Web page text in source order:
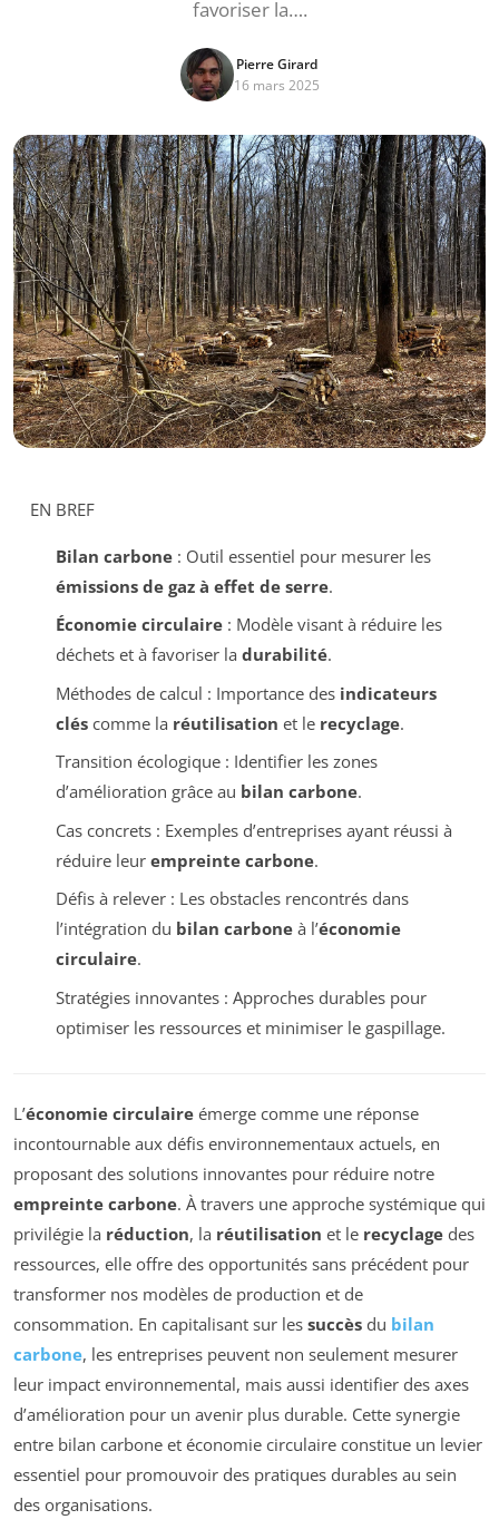
favoriser la….
Pierre Girard
16 mars 2025
EN BREF
Bilan carbone: Outil essentiel pour mesurer les
émissions de gaz à effet de serre.
Économie circulaire: Modèle visant à réduire les
déchets et à favoriser la durabilité.
Méthodes de calcul : Importance des indicateurs
cléscomme la réutilisation et le recyclage.
Transition écologique : Identifier les zones
d’amélioration grâce au bilan carbone.
Cas concrets : Exemples d’entreprises ayant réussi à
réduire leur empreinte carbone.
Défis à relever : Les obstacles rencontrés dans
l’intégration du bilan carboneà l’économie
circulaire.
Stratégies innovantes : Approches durables pour
optimiser les ressources et minimiser le gaspillage.
L’économie circulaire émerge comme une réponse
incontournable aux défis environnementaux actuels, en
proposant des solutions innovantes pour réduire notre
empreinte carbone. À travers une approche systémique qui
privilégie la réduction, la réutilisation et le recyclage des
ressources, elle offre des opportunités sans précédent pour
transformer nos modèles de production et de
consommation. En capitalisant sur les succès du bilan
carbone, les entreprises peuvent non seulement mesurer
leur impact environnemental, mais aussi identifier des axes
d’amélioration pour un avenir plus durable. Cette synergie
entre bilan carbone et économie circulaire constitue un levier
essentiel pour promouvoir des pratiques durables au sein
des organisations.